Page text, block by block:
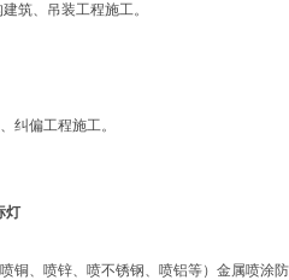
筑、吊装工程施工。
纠偏工程施工。
灯
、喷锌、喷不锈钢、喷铝等）金属喷涂